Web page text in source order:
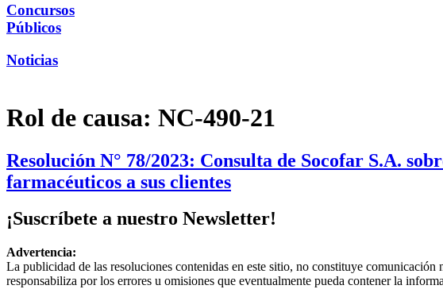
Concursos
Públicos
Noticias
Rol de causa: NC-490-21
Resolución N° 78/2023: Consulta de Socofar S.A.
farmacéuticos a sus clientes
¡Suscríbete a nuestro Newsletter!
Advertencia:
La publicidad de las resoluciones contenidas en este sitio, no constituye
responsabiliza por los errores u omisiones que eventualmente pueda contener la